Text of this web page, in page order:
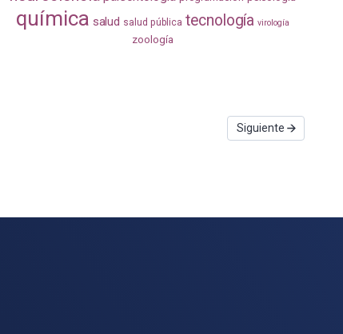
Siguiente
química salud salud pública tecnología virología
zoología